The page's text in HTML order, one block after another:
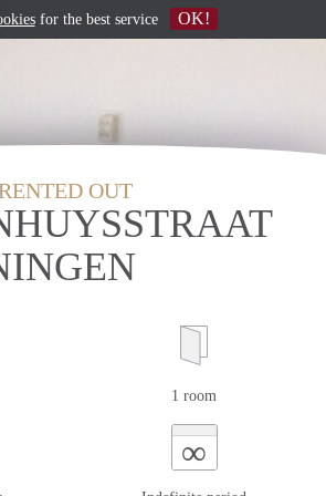
OUT
1 room
∞
for the best service OK!